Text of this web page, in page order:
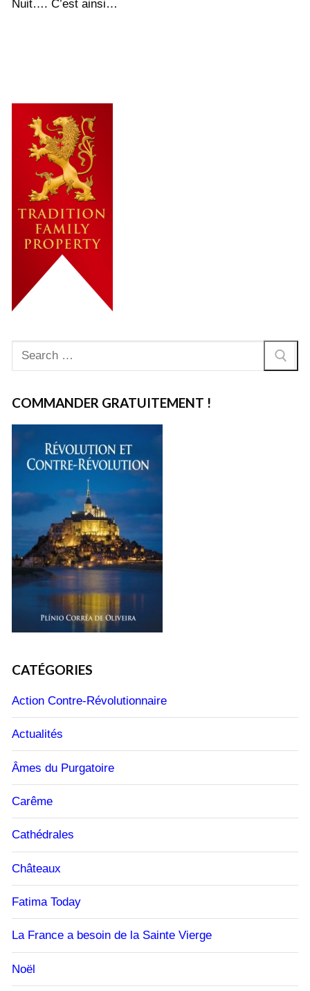
Nuit…. C’est ainsi…
Rechercher
:
COMMANDER GRATUITEMENT !
CATÉGORIES
Action Contre-Révolutionnaire
Actualités
Âmes du Purgatoire
Carême
Cathédrales
Châteaux
Fatima Today
La France a besoin de la Sainte Vierge
Noël